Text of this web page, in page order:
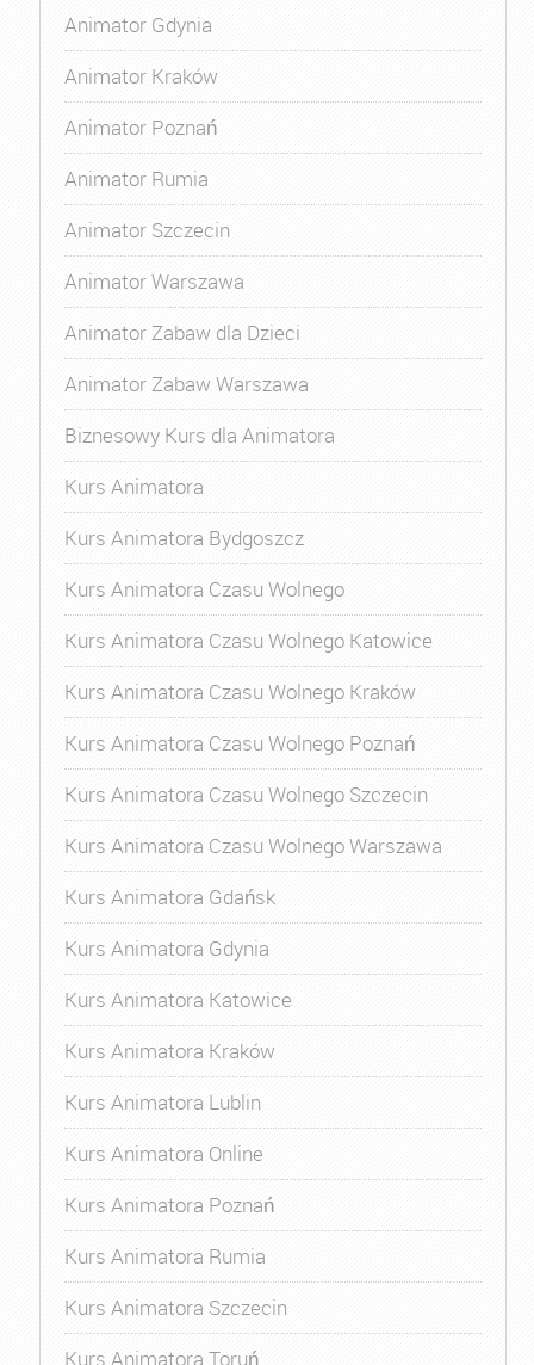
Animator Gdynia
Animator Kraków
Animator Poznań
Animator Rumia
Animator Szczecin
Animator Warszawa
Animator Zabaw dla Dzieci
Animator Zabaw Warszawa
Biznesowy Kurs dla Animatora
Kurs Animatora
Kurs Animatora Bydgoszcz
Kurs Animatora Czasu Wolnego
Kurs Animatora Czasu Wolnego Katowice
Kurs Animatora Czasu Wolnego Kraków
Kurs Animatora Czasu Wolnego Poznań
Kurs Animatora Czasu Wolnego Szczecin
Kurs Animatora Czasu Wolnego Warszawa
Kurs Animatora Gdańsk
Kurs Animatora Gdynia
Kurs Animatora Katowice
Kurs Animatora Kraków
Kurs Animatora Lublin
Kurs Animatora Online
Kurs Animatora Poznań
Kurs Animatora Rumia
Kurs Animatora Szczecin
Kurs Animatora Toruń